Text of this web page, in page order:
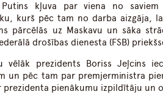
kļuva par viena no saviem
kurš pēc tam no darba aizgāja,
pārcēlās uz Maskavu un sāka
drošības dienesta (FSB)
vēlāk prezidents Boriss Jeļcins
un pēc tam par premjerministra
prezidenta pienākumu izpildītāju un